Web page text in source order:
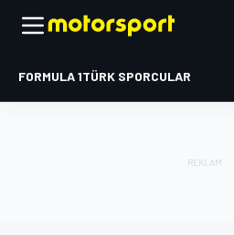
FORMULA 1TÜRK SPORCULAR